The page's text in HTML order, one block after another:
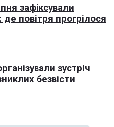
зафіксували
повітря прогрілося
зустріч
безвісти